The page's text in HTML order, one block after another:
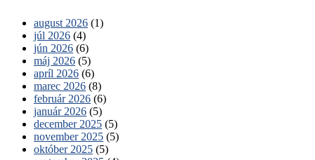
august 2026 (1)
júl 2026 (4)
jún 2026 (6)
máj 2026 (5)
apríl 2026 (6)
marec 2026 (8)
február 2026 (6)
január 2026 (5)
december 2025 (5)
november 2025 (5)
október 2025 (5)